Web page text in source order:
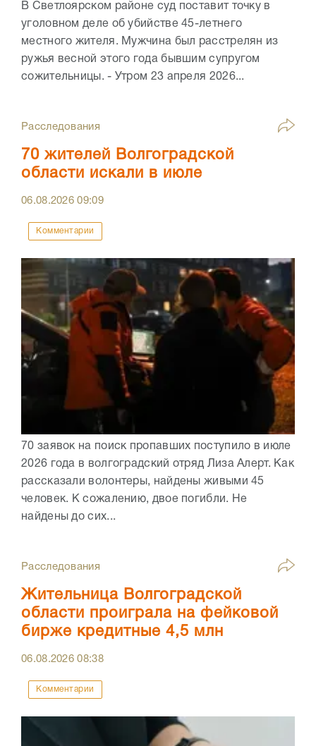
В Светлоярском районе суд поставит точку в
уголовном деле об убийстве 45-летнего
местного жителя. Мужчина был расстрелян из
ружья весной этого года бывшим супругом
сожительницы. - Утром 23 апреля 2026...
Расследования
70 жителей Волгоградской
области искали в июле
06.08.202609:09
Комментарии
70 заявок на поиск пропавших поступило в июле
2026 года в волгоградский отряд Лиза Алерт. Как
рассказали волонтеры, найдены живыми 45
человек. К сожалению, двое погибли. Не
найдены до сих...
Расследования
Жительница Волгоградской
области проиграла на фейковой
бирже кредитные 4,5 млн
06.08.202608:38
Комментарии